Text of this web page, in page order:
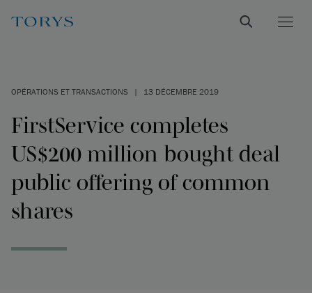
OPÉRATIONS ET TRANSACTIONS | 13 DÉCEMBRE 2019
FirstService completes
US$200 million bought deal
public offering of common
shares